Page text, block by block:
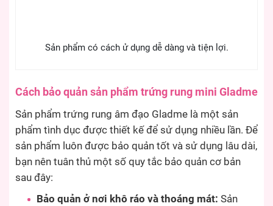
Sản phẩm có cách ử dụng dễ dàng và tiện lợi.
Cách bảo quản sản phẩm trứng rung mini Gladme
Sản phẩm trứng rung âm đạo Gladme là một sản
phẩm tình dục được thiết kế để sử dụng nhiều lần. Để
sản phẩm luôn được bảo quản tốt và sử dụng lâu dài,
bạn nên tuân thủ một số quy tắc bảo quản cơ bản
sau đây:
Bảo quản ở nơi khô ráo và thoáng mát: Sản